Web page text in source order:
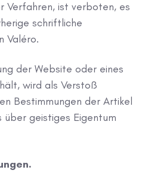
Verfahren, ist verboten, es
schriftliche
Valéro.
der Website oder eines
wird als Verstoß
Bestimmungen der Artikel
geistiges Eigentum